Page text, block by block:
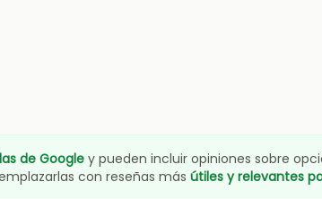
de Googley pueden incluir opiniones sobre
con reseñas más útiles y relevantes